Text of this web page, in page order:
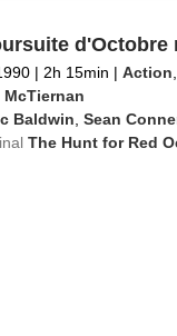
d'Octobre
| 2h 15min | Action,
Baldwin, Sean
The Hunt for Red